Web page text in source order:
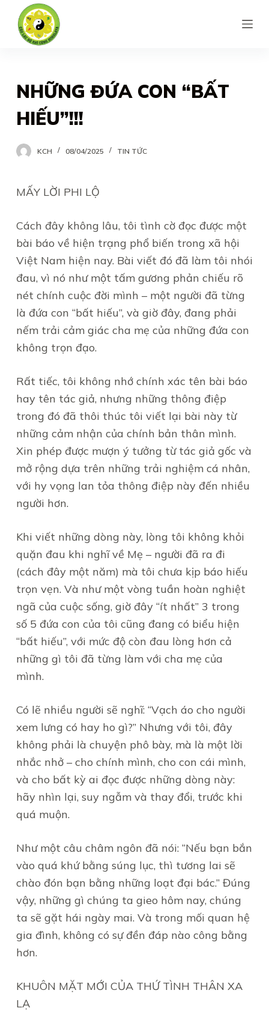
o
n
e
t
NHỮNG ĐỨA CON “BẤT
HIẾU”!!!
KCH 08/04/2025 TIN TỨC
MẤY LỜI PHI LỘ
Cách đây không lâu, tôi tình cờ đọc được một
bài báo về hiện trạng phổ biến trong xã hội
Việt Nam hiện nay. Bài viết đó đã làm tôi nhói
đau, vì nó như một tấm gương phản chiếu rõ
nét chính cuộc đời mình – một người đã từng
là đứa con “bất hiếu”, và giờ đây, đang phải
nếm trải cảm giác cha mẹ của những đứa con
không trọn đạo.
Rất tiếc, tôi không nhớ chính xác tên bài báo
hay tên tác giả, nhưng những thông điệp
trong đó đã thôi thúc tôi viết lại bài này từ
những cảm nhận của chính bản thân mình.
Xin phép được mượn ý tưởng từ tác giả gốc và
mở rộng dựa trên những trải nghiệm cá nhân,
với hy vọng lan tỏa thông điệp này đến nhiều
người hơn.
Khi viết những dòng này, lòng tôi không khỏi
quặn đau khi nghĩ về Mẹ – người đã ra đi
(cách đây một năm) mà tôi chưa kịp báo hiếu
trọn vẹn. Và như một vòng tuần hoàn nghiệt
ngã của cuộc sống, giờ đây “ít nhất” 3 trong
số 5 đứa con của tôi cũng đang có biểu hiện
“bất hiếu”, với mức độ còn đau lòng hơn cả
những gì tôi đã từng làm với cha mẹ của
mình.
Có lẽ nhiều người sẽ nghĩ: “Vạch áo cho người
xem lưng có hay ho gì?” Nhưng với tôi, đây
không phải là chuyện phô bày, mà là một lời
nhắc nhở – cho chính mình, cho con cái mình,
và cho bất kỳ ai đọc được những dòng này:
hãy nhìn lại, suy ngẫm và thay đổi, trước khi
quá muộn.
Như một câu châm ngôn đã nói: “Nếu bạn bắn
vào quá khứ bằng súng lục, thì tương lai sẽ
chào đón bạn bằng những loạt đại bác.” Đúng
vậy, những gì chúng ta gieo hôm nay, chúng
ta sẽ gặt hái ngày mai. Và trong mối quan hệ
gia đình, không có sự đền đáp nào công bằng
hơn.
KHUÔN MẶT MỚI CỦA THỨ TÌNH THÂN XA
LẠ